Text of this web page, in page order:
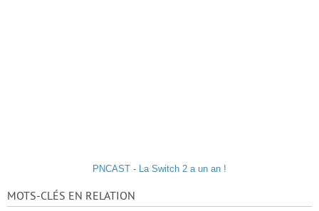
PNCAST - La Switch 2 a un an !
MOTS-CLÉS EN RELATION